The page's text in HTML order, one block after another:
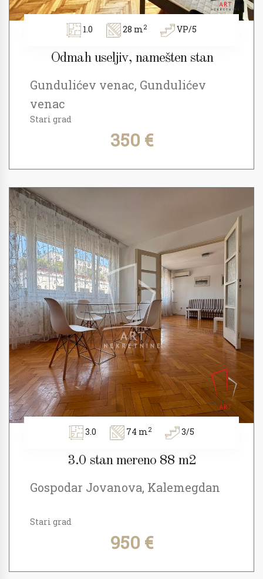
1.0 28 m2 VP/5
Odmah useljiv, namešten stan
Gundulićev venac, Gundulićev
venac
Stari grad
350 €
3.0 74 m2 3/5
3.0 stan mereno 88 m2
Gospodar Jovanova, Kalemegdan
Stari grad
950 €